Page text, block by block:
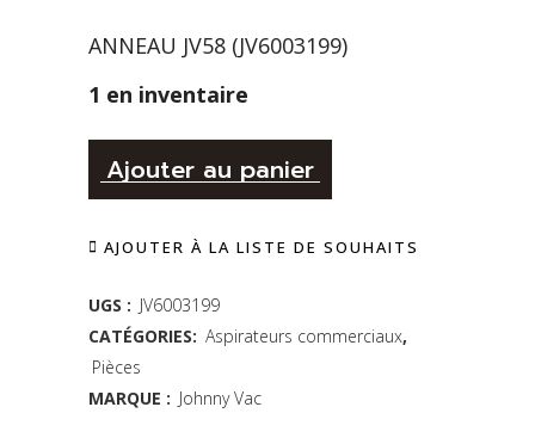
ANNEAU JV58 (JV6003199)
1 en inventaire
ANNEAU
DU
FILTRE
-
JOHNNY
VAC
Ajouter au panier
AJOUTER À LA LISTE DE SOUHAITS
UGS : JV6003199
CATÉGORIES: Aspirateurs commerciaux,
Pièces
MARQUE : Johnny Vac